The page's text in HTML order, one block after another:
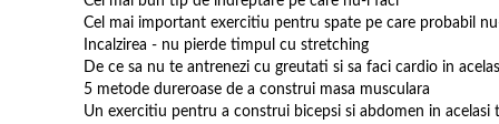
Cel mai important exercitiu pentru spate pe care probabil
Incalzirea - nu pierde timpul cu stretching
De ce sa nu te antrenezi cu greutati si sa faci cardio in
5 metode dureroase de a construi masa musculara
Un exercitiu pentru a construi bicepsi si abdomen in acelasi